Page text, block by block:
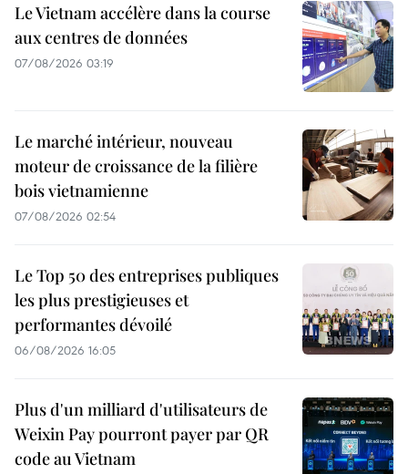
Le Vietnam accélère dans la course
aux centres de données
07/08/2026 03:19
Le marché intérieur, nouveau
moteur de croissance de la filière
bois vietnamienne
07/08/2026 02:54
Le Top 50 des entreprises publiques
les plus prestigieuses et
performantes dévoilé
06/08/2026 16:05
Plus d'un milliard d'utilisateurs de
Weixin Pay pourront payer par QR
code au Vietnam